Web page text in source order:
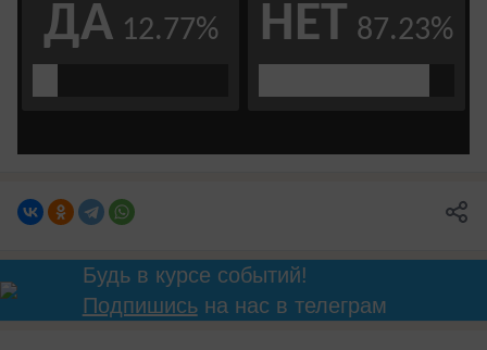
Будь в курсе событий!
Подпишисьна нас в телеграм